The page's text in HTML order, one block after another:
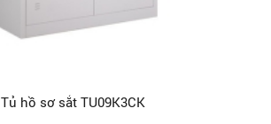
Tủ hồ sơ sắt TU09K3CK